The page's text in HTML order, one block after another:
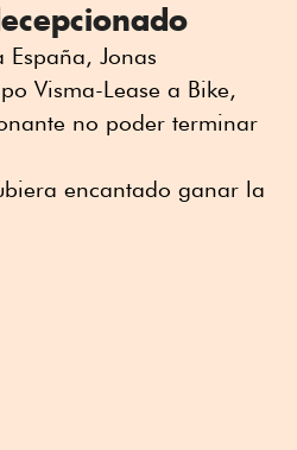
Jonas
Visma-Lease a Bike,
no poder terminar
encantado ganar la